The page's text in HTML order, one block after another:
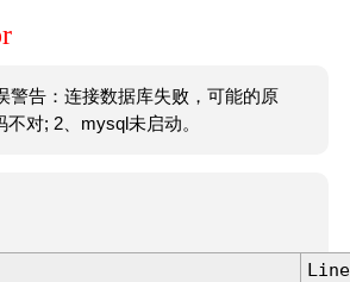
警告：连接数据库失败，可能的原
对; 2、mysql未启动。
Line